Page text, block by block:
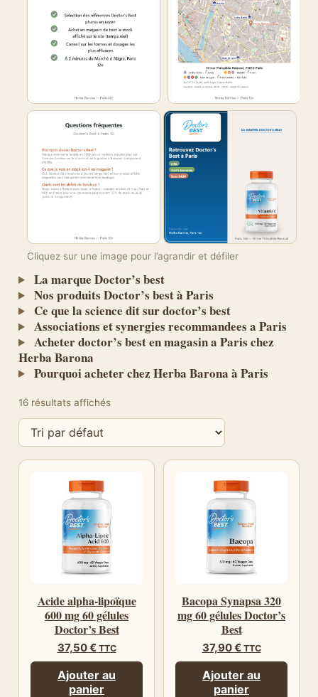
Cliquez sur une image pour l’agrandir et défiler
La marque Doctor’s best
Nos produits Doctor’s best à Paris
Ce que la science dit sur doctor’s best
Associations et synergies recommandees a Paris
Acheter doctor’s best en magasin a Paris chez
Herba Barona
Pourquoi acheter chez Herba Barona à Paris
16 résultats affichés
Acide alpha-lipoïque
600 mg 60 gélules
Doctor’s Best
37,50€ TTC
Ajouter au
panier
Bacopa Synapsa 320
mg 60 gélules Doctor’s
Best
37,90€ TTC
Ajouter au
panier